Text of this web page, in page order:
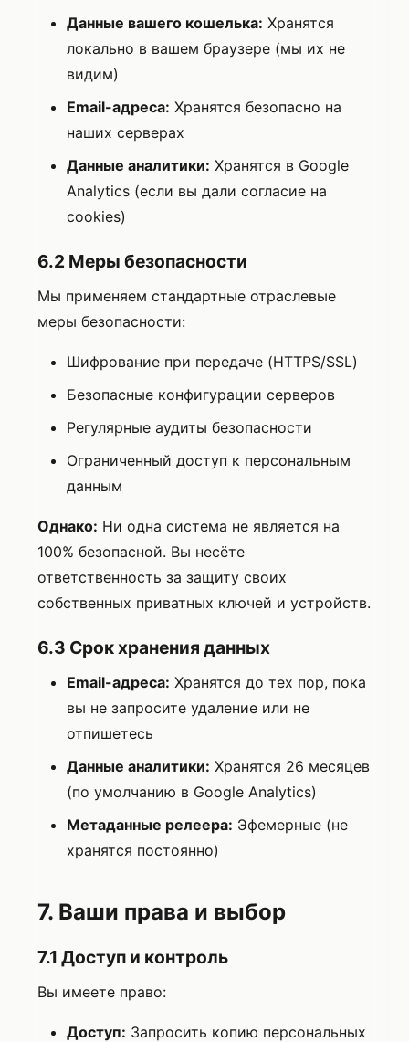
Данные вашего кошелька: Хранятся
локально в вашем браузере (мы их не
видим)
Email-адреса: Хранятся безопасно на
наших серверах
Данные аналитики: Хранятся в Google
Analytics (если вы дали согласие на
cookies)
6.2 Меры безопасности
Мы применяем стандартные отраслевые
меры безопасности:
Шифрование при передаче (HTTPS/SSL)
Безопасные конфигурации серверов
Регулярные аудиты безопасности
Ограниченный доступ к персональным
данным
Однако: Ни одна система не является на
100% безопасной. Вы несёте
ответственность за защиту своих
собственных приватных ключей и устройств.
6.3 Срок хранения данных
Email-адреса: Хранятся до тех пор, пока
вы не запросите удаление или не
отпишетесь
Данные аналитики: Хранятся 26 месяцев
(по умолчанию в Google Analytics)
Метаданные релеера: Эфемерные (не
хранятся постоянно)
7. Ваши права и выбор
7.1 Доступ и контроль
Вы имеете право:
Доступ: Запросить копию персональных